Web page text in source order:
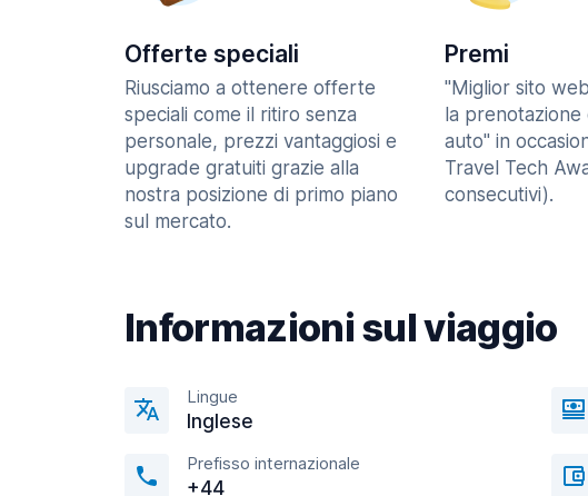
Offerte speciali
Riusciamo a ottenere offerte
speciali come il ritiro senza
personale, prezzi vantaggiosi e
upgrade gratuiti grazie alla
nostra posizione di primo piano
sul mercato.
Premi
"Miglior sito
la
auto" in
Travel Tech
consecutivi).
Informazioni sul viaggio
Lingue
Inglese
Prefisso internazionale
+44